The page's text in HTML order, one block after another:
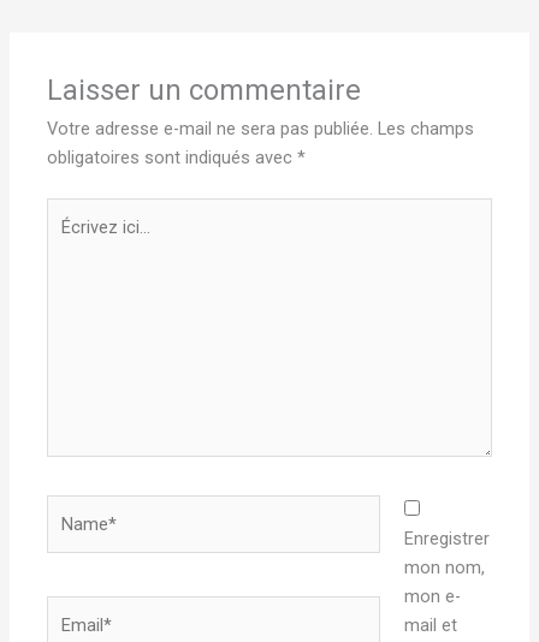
Laisser un commentaire
Votre adresse e-mail ne sera pas publiée. Les champs
obligatoires sont indiqués avec*
ici…
Enregistrer
mon nom,
mon e-
mail et